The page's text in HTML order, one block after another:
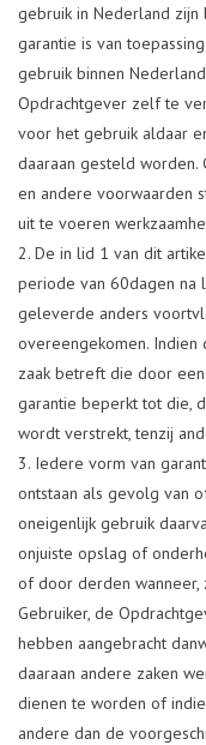
gebruik in Nederland
garantie is van
gebruik binnen
Opdrachtgever zelf te
voor het gebruik aldaar
daaraan gesteld worden.
en andere voorwaarden
uit te voeren
De in lid 1 van dit
periode van 60dagen na
geleverde anders
overeengekomen.
zaak betreft die door
garantie beperkt tot die,
wordt verstrekt, tenzij
Iedere vorm van
ontstaan als gevolg van
oneigenlijk gebruik
onjuiste opslag of
of door derden wanneer,
Gebruiker, de
hebben aangebracht
daaraan andere zaken
dienen te worden of
andere dan de